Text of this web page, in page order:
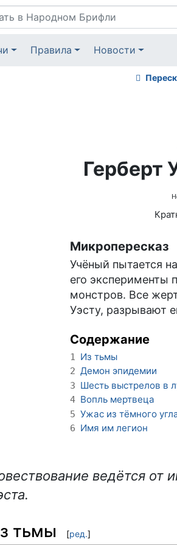
Правила Новости
Герберт
Микропересказ
Учёный пытается
его эксперименты
монстров. Все
Уэсту, разрывают
Содержание
1 Из тьмы
2 Демон эпидемии
3 Шесть выстрелов в
4 Вопль мертвеца
5 Ужас из тёмного
6 Имя им легион
ведётся от
тьмы [ред.]